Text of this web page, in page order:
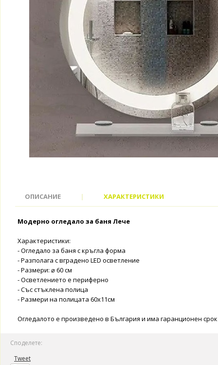
ОПИСАНИЕ | ХАРАКТЕРИСТИКИ
Модерно огледало за баня Лече
Характеристики:
- Огледало за баня с кръгла форма
- Разполага с вградено LED осветление
- Размери: ⌀ 60 см
- Осветлението е периферно
- Със стъклена полица
- Размери на полицата 60x11см
Огледалото е произведено в България и има гаранционен
Споделете:
Tweet